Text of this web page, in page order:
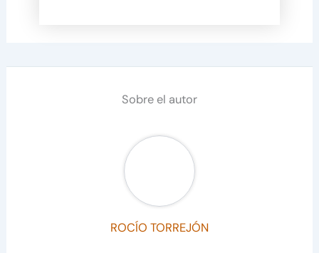
Sobre el autor
ROCÍO TORREJÓN